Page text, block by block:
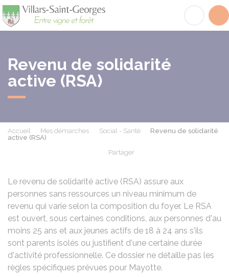
Revenu de solidarité
active (RSA)
Accueil Mes démarches Social - Santé
Revenu de solidarité
active (RSA)
Partager
Le revenu de solidarité active (RSA) assure aux
personnes sans ressources un niveau minimum de
revenu qui varie selon la composition du foyer. Le RSA
est ouvert, sous certaines conditions, aux personnes d'au
moins 25 ans et aux jeunes actifs de 18 à 24 ans s'ils
sont parents isolés ou justifient d'une certaine durée
d'activité professionnelle. Ce dossier ne détaille pas les
règles spécifiques prévues pour Mayotte.